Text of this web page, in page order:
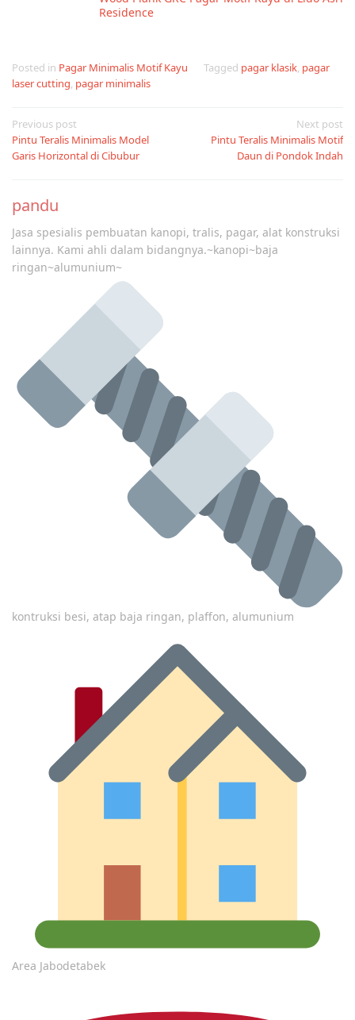
Residence
Posted in Pagar Minimalis Motif Kayu Tagged pagar klasik, pagar
laser cutting, pagar minimalis
Post
navigation
Previous post
Pintu Teralis Minimalis Model
Garis Horizontal di Cibubur
Next post
Pintu Teralis Minimalis Motif
Daun di Pondok Indah
pandu
Jasa spesialis pembuatan kanopi, tralis, pagar, alat konstruksi
lainnya. Kami ahli dalam bidangnya.~kanopi~baja
ringan~alumunium~
kontruksi besi, atap baja ringan, plaffon, alumunium
Area Jabodetabek